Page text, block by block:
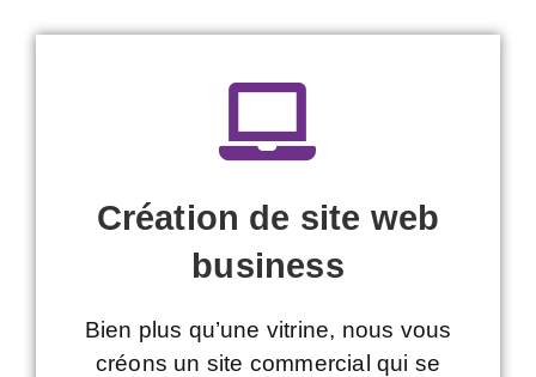
Création de site web
business
Bien plus qu’une vitrine, nous vous
créons un site commercial qui se